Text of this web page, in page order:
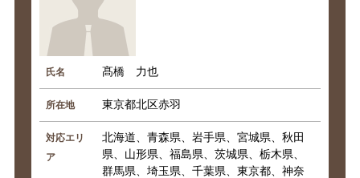
氏名 髙橋 力也
所在地 東京都北区赤羽
対応エリ
ア
北海道、青森県、岩手県、宮城県、秋田
県、山形県、福島県、茨城県、栃木県、
群馬県、埼玉県、千葉県、東京都、神奈